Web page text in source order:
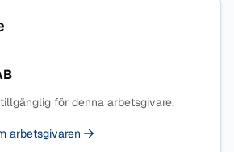
för denna arbetsgivare.
arbetsgivaren